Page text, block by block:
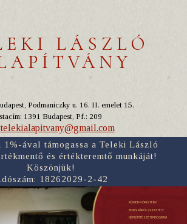
LÁSZLÓ
Podmaniczky u. 16. II. emelet 15.
1391 Budapest, Pf.: 209
telekialapitvany@gmail.com
1%-ával támogassa a Teleki László
és értékteremtő munkáját!
Köszönjük!
18262029-2-42
RÓMER FLÓRIS TERV
BORSI RÁKÓCZI-KASTÉLY
NÉPI ÉPÍTÉSZETI PROGRAM